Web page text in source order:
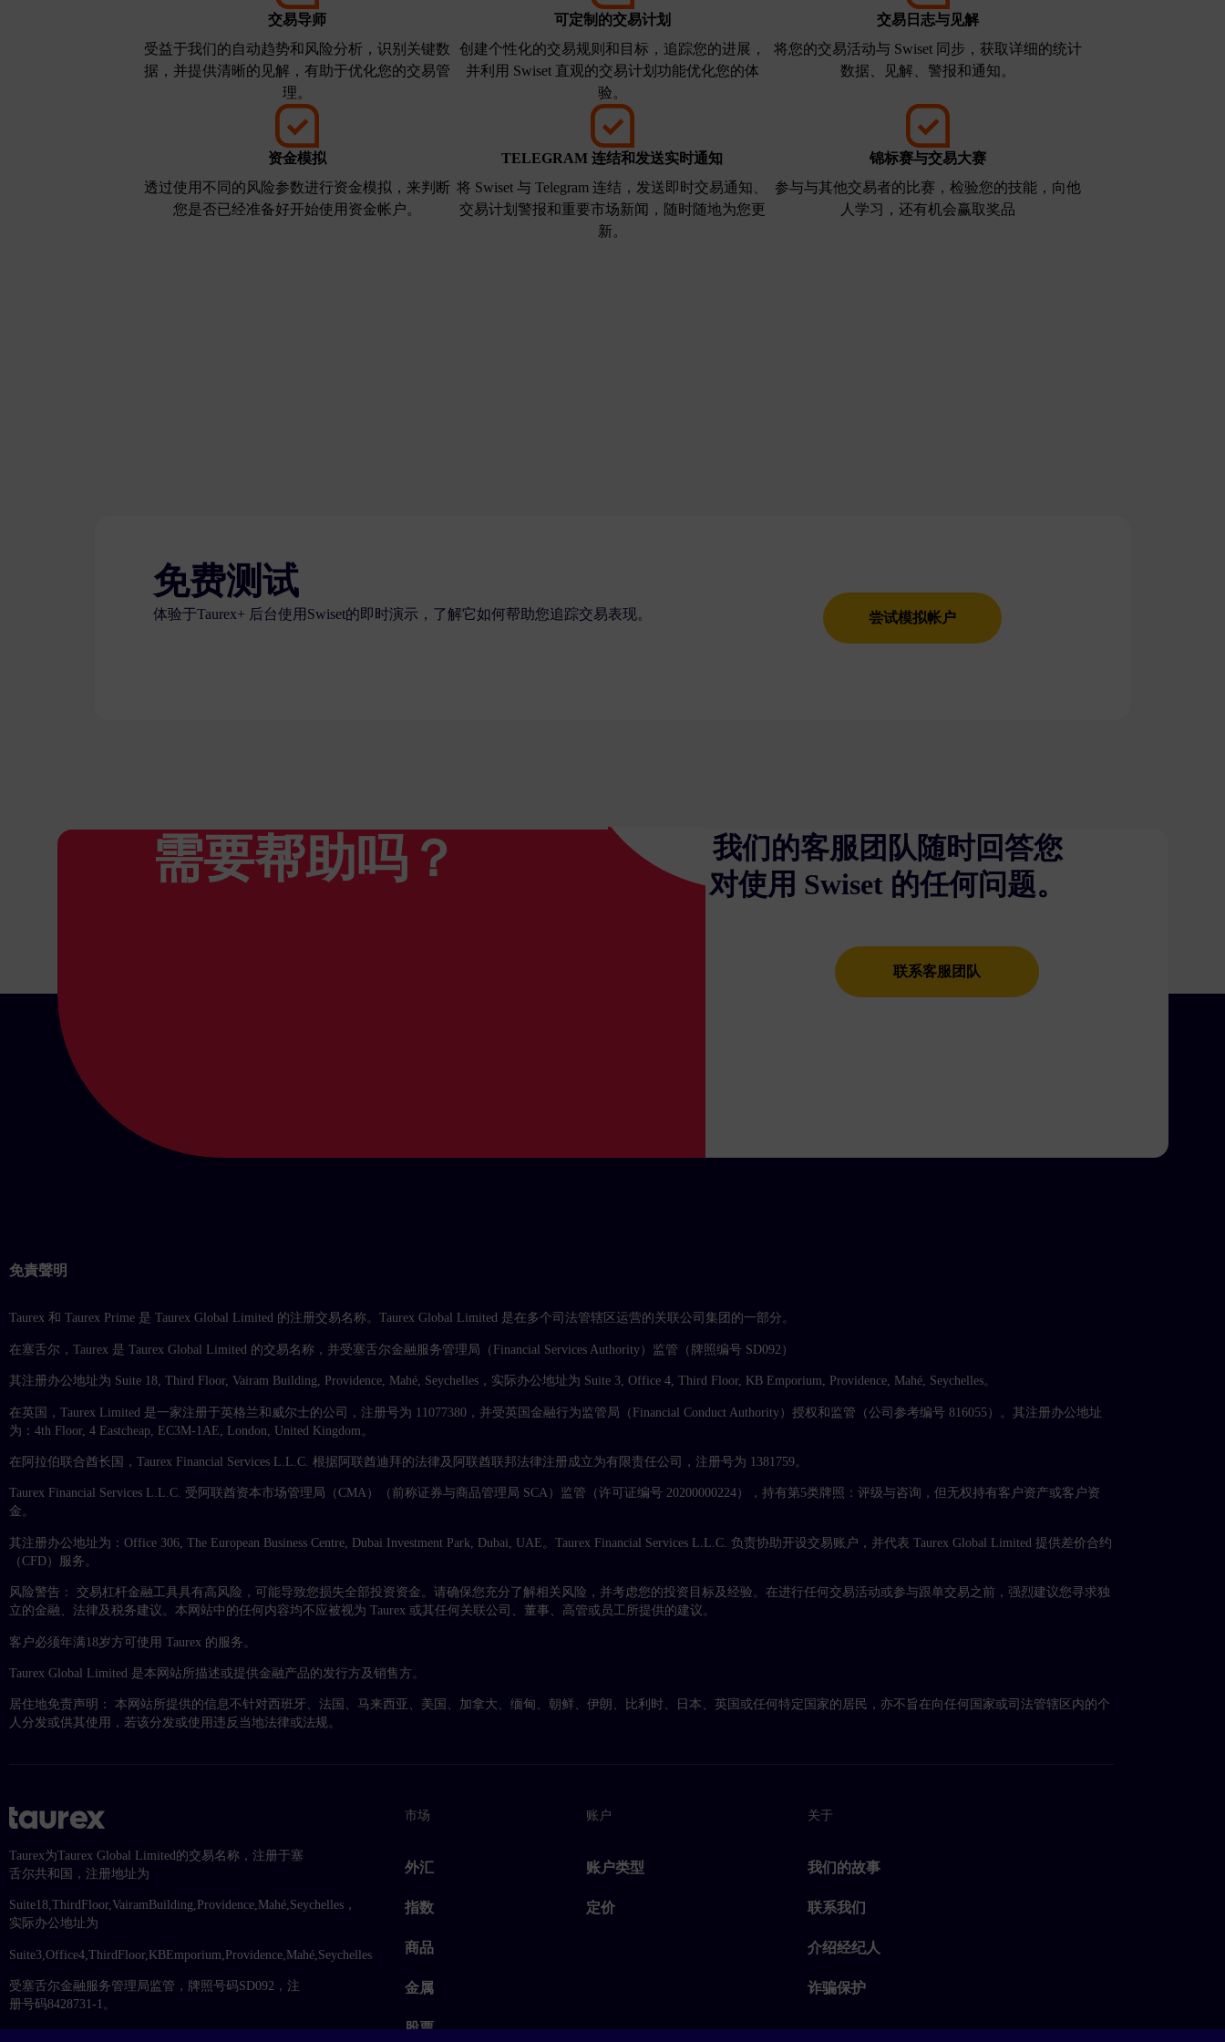
交易导师
受益于我们的自动趋势和风险分析，识别关键数
据，并提供清晰的见解，有助于优化您的交易管
理。
可定制的交易计划
创建个性化的交易规则和目标，追踪您的进展，
并利用 Swiset 直观的交易计划功能优化您的体
验。
交易日志与见解
将您的交易活动与 Swiset 同步，获取详细的统计
数据、见解、警报和通知。
资金模拟
透过使用不同的风险参数进行资金模拟，来判断
您是否已经准备好开始使用资金帐户。
TELEGRAM 连结和发送实时通知
将 Swiset 与 Telegram 连结，发送即时交易通知、
交易计划警报和重要市场新闻，随时随地为您更
新。
锦标赛与交易大赛
参与与其他交易者的比赛，检验您的技能，向他
人学习，还有机会赢取奖品
免费测试
体验于Taurex+ 后台使用Swiset的即时演示，了解它如何帮助您追踪交易表现。 尝试模拟帐户
需要帮助吗？
我们的客服团队随时回答您
对使用 Swiset 的任何问题。
联系客服团队
免責聲明
Taurex 和 Taurex Prime 是 Taurex Global Limited 的注册交易名称。Taurex Global Limited 是在多个司法管辖区运营的关联公司集团的一部分。
在塞舌尔，Taurex 是 Taurex Global Limited 的交易名称，并受塞舌尔金融服务管理局（Financial Services Authority）监管（牌照编号 SD092）
其注册办公地址为 Suite 18, Third Floor, Vairam Building, Providence, Mahé, Seychelles，实际办公地址为 Suite 3, Office 4, Third Floor, KB Emporium, Providence, Mahé, Seychelles。
在英国，Taurex Limited 是一家注册于英格兰和威尔士的公司，注册号为 11077380，并受英国金融行为监管局（Financial Conduct Authority）授权和监管（公司参考编号 816055）。其注册办公地址
为：4th Floor, 4 Eastcheap, EC3M-1AE, London, United Kingdom。
在阿拉伯联合酋长国，Taurex Financial Services L.L.C. 根据阿联酋迪拜的法律及阿联酋联邦法律注册成立为有限责任公司，注册号为 1381759。
Taurex Financial Services L.L.C. 受阿联酋资本市场管理局（CMA）（前称证券与商品管理局 SCA）监管（许可证编号 20200000224），持有第5类牌照：评级与咨询，但无权持有客户资产或客户资
金。
其注册办公地址为：Office 306, The European Business Centre, Dubai Investment Park, Dubai, UAE。Taurex Financial Services L.L.C. 负责协助开设交易账户，并代表 Taurex Global Limited 提供差价合约
（CFD）服务。
风险警告： 交易杠杆金融工具具有高风险，可能导致您损失全部投资资金。请确保您充分了解相关风险，并考虑您的投资目标及经验。在进行任何交易活动或参与跟单交易之前，强烈建议您寻求独
立的金融、法律及税务建议。本网站中的任何内容均不应被视为 Taurex 或其任何关联公司、董事、高管或员工所提供的建议。
客户必须年满18岁方可使用 Taurex 的服务。
Taurex Global Limited 是本网站所描述或提供金融产品的发行方及销售方。
居住地免责声明： 本网站所提供的信息不针对西班牙、法国、马来西亚、美国、加拿大、缅甸、朝鲜、伊朗、比利时、日本、英国或任何特定国家的居民，亦不旨在向任何国家或司法管辖区内的个
人分发或供其使用，若该分发或使用违反当地法律或法规。
Taurex为Taurex Global Limited的交易名称，注册于塞
舌尔共和国，注册地址为
Suite18,ThirdFloor,VairamBuilding,Providence,Mahé,Seychelles，
实际办公地址为
Suite3,Office4,ThirdFloor,KBEmporium,Providence,Mahé,Seychelles
受塞舌尔金融服务管理局监管，牌照号码SD092，注
册号码8428731-1。
市场
外汇
指数
商品
金属
股票
账户
账户类型
定价
关于
我们的故事
联系我们
介绍经纪人
诈骗保护